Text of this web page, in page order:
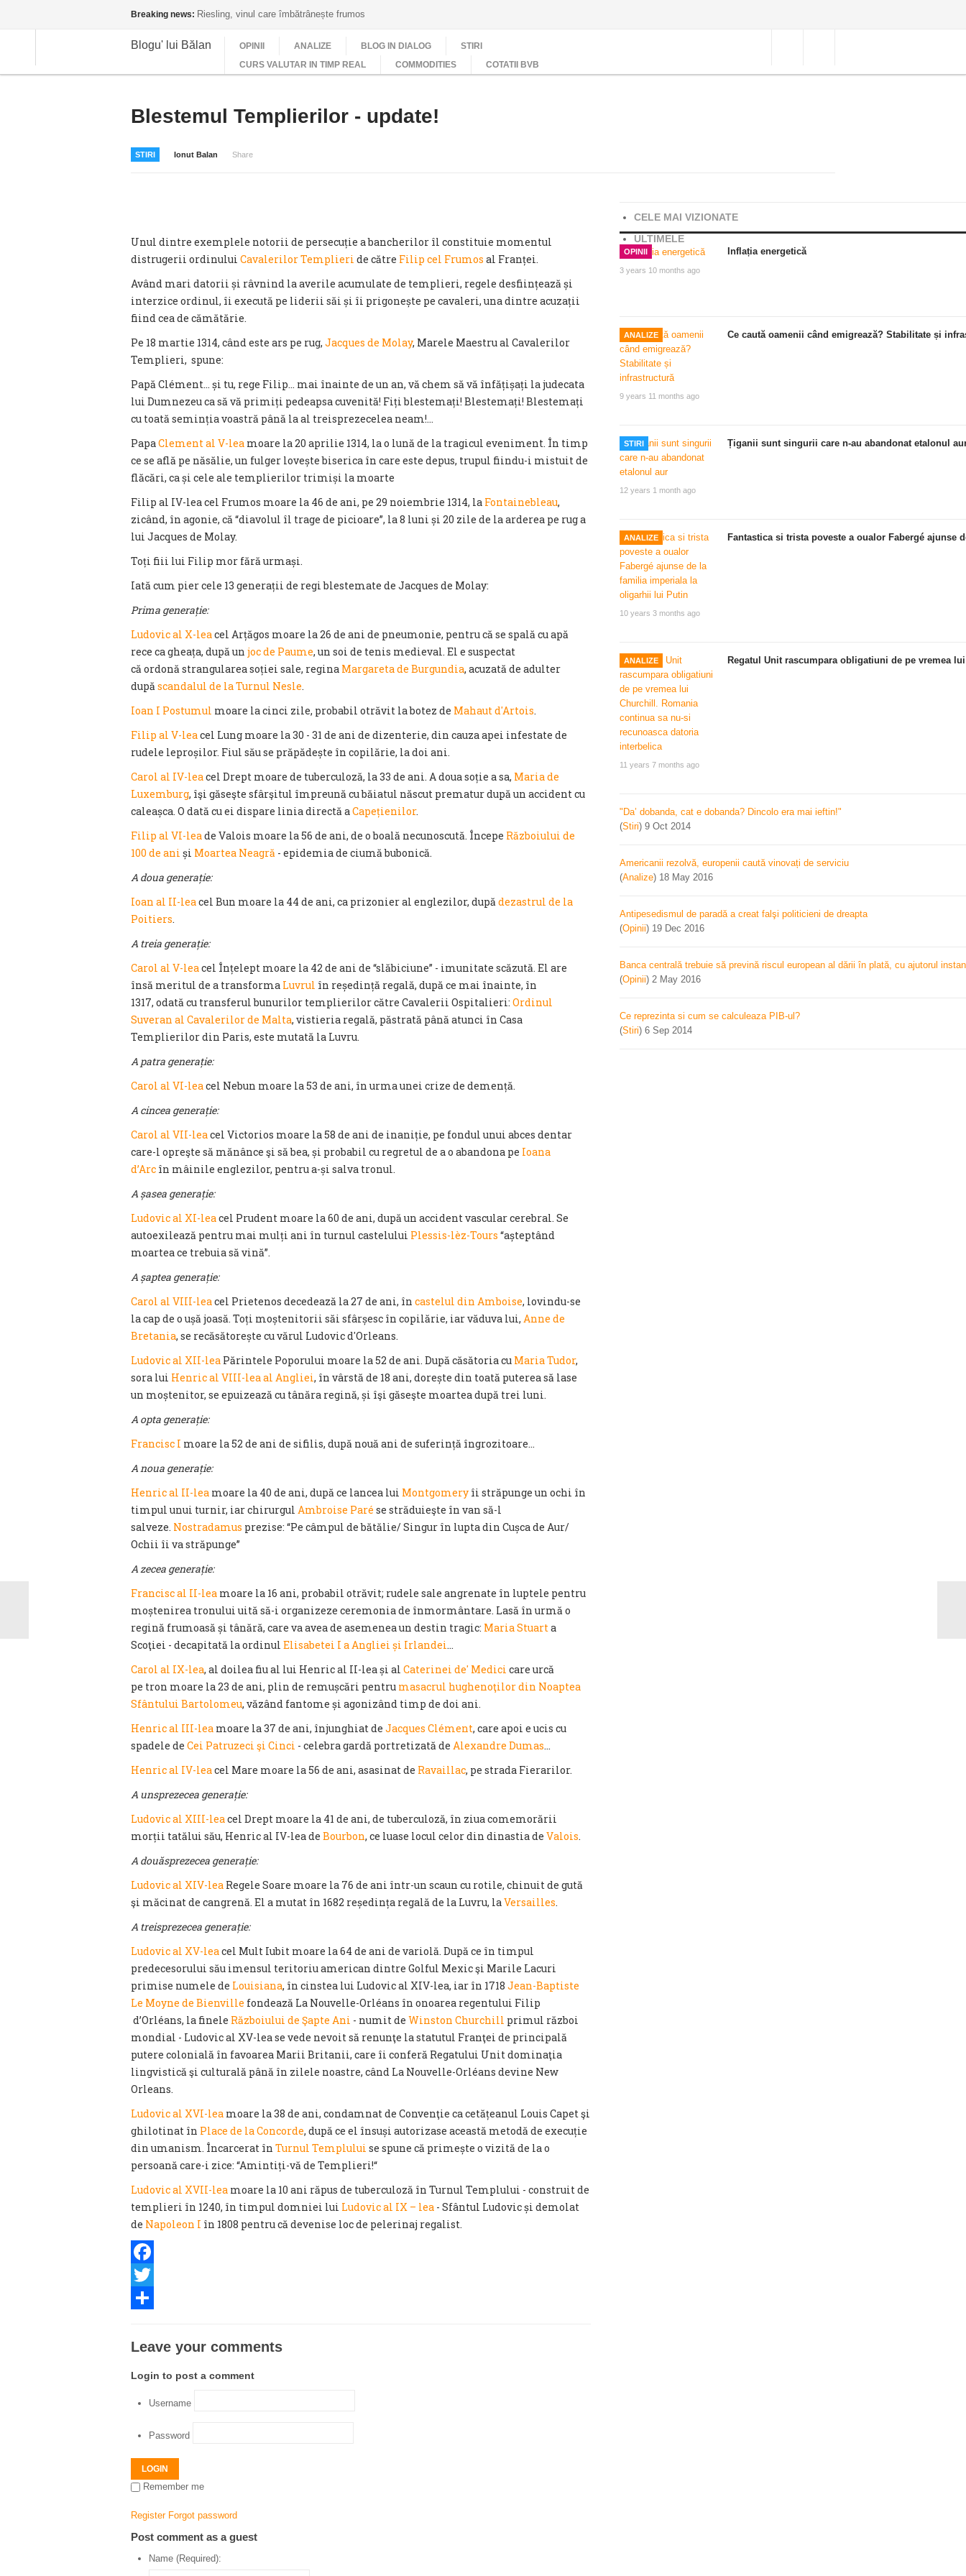
Breaking news: Riesling, vinul care îmbătrânește frumos
Blogu' lui Bălan OPINII ANALIZE BLOG IN DIALOG
STIRI
CURS VALUTAR IN TIMP REAL
COMMODITIES COTATII BVB
Blestemul Templierilor - update!
STIRI Ionut Balan Share
Unul dintre exemplele notorii de persecuție a bancherilor îl constituie momentul
distrugerii ordinului Cavalerilor Templieri de către Filip cel Frumos al Franței.
Având mari datorii și râvnind la averile acumulate de templieri, regele desființeazăși
interzice ordinul, îi execută pe liderii săi și îi prigonește pe cavaleri, una dintre acuzații
fiind cea de cămătărie.
Pe 18 martie 1314, când este ars pe rug, Jacques de Molay, Marele Maestru al Cavalerilor
Templieri, spune:
Papă Clément… și tu, rege Filip… mai înainte de un an, vă chem să vă înfățișați la judecata
lui Dumnezeu ca să vă primiți pedeapsa cuvenită! Fiți blestemați! Blestemați! Blestemați
cu toată seminția voastră până la al treisprezecelea neam!…
PapaClement al V-lea moare la 20 aprilie 1314, la o lună de la tragicul eveniment. În timp
ce se află pe năsălie, un fulger lovește biserica în care este depus, trupul fiindu-i mistuit de
flăcări, ca și cele ale templierilor trimiși la moarte
Filip al IV-lea cel Frumos moare la 46 de ani, pe 29 noiembrie 1314, la Fontainebleau,
zicând, în agonie, că “diavolul îl trage de picioare”, la 8 luni și 20 zile de la arderea pe rug a
lui Jacques de Molay.
Toți fiii lui Filip mor fără urmași.
Iată cum pier cele 13 generații de regi blestemate de Jacques de Molay:
Prima generație:
Ludovic al X-leacel Arțăgos moare la 26 de ani de pneumonie, pentru că se spală cu apă
rece ca gheața, după un joc de Paume, un soi de tenis medieval. El e suspectat
că ordonă strangularea soției sale, regina Margareta de Burgundia, acuzată de adulter
dupăscandalul de la Turnul Nesle.
Ioan I Postumul moare la cinci zile, probabil otrăvit la botez de Mahaut d'Artois.
Filip al V-leacel Lung moare la 30 - 31 de ani de dizenterie, din cauza apei infestate de
rudele leproșilor. Fiul său se prăpădește în copilărie, la doi ani.
Carol al IV-leacel Drept moare de tuberculoză, la 33 de ani. A doua soție a sa, Maria de
Luxemburg, îşi găseşte sfârşitul împreună cu băiatul născut prematur după un accident cu
caleașca. O dată cu ei dispare linia directă aCapețienilor.
Filip al VI-leade Valois moare la 56 de ani, de o boală necunoscută. Începe Războiului de
100 de ani și Moartea Neagră - epidemia de ciumă bubonică.
A doua generație:
Ioan al II-leacel Bun moare la 44 de ani, ca prizonier al englezilor, dupădezastrul de la
Poitiers.
A treia generație:
Carol al V-leacel Înțelept moare la 42 de ani de “slăbiciune” - imunitate scăzută. El are
însă meritul de a transforma Luvrul în reședință regală, după ce mai înainte, în
1317, odată cu transferul bunurilor templierilor către Cavalerii Ospitalieri: Ordinul
Suveran al Cavalerilor de Malta, vistieria regală, păstrată până atunci în Casa
Templierilor din Paris, este mutată la Luvru.
A patra generație:
Carol al VI-leacel Nebun moare la 53 de ani, în urma unei crize de demență.
A cincea generație:
Carol al VII-leacel Victorios moare la 58 de ani de inaniție, pe fondul unui abces dentar
care-l opreşte să mănânce şi să bea, și probabil cu regretul de a o abandona pe Ioana
d’Arc în mâinile englezilor, pentru a-și salva tronul.
A șasea generație:
Ludovic al XI-leacel Prudent moare la 60 de ani, după un accident vascular cerebral. Se
autoexilează pentru mai mulți ani în turnul castelului Plessis-lèz-Tours “așteptând
moartea ce trebuia să vină”.
A șaptea generație:
Carol al VIII-leacel Prietenos decedează la 27 de ani, în castelul din Amboise, lovindu-se
la cap de o ușă joasă. Toți moștenitorii săi sfârșesc în copilărie, iar văduva lui, Anne de
Bretania, se recăsătorește cu vărul Ludovic d'Orleans.
Ludovic al XII-lea Părintele Poporului moare la 52 de ani. După căsătoria cu Maria Tudor,
sora lui Henric al VIII-lea al Angliei, în vârstă de 18 ani, dorește din toată puterea să lase
un moștenitor, se epuizează cu tânăra regină, și îşi găseşte moartea după trei luni.
A opta generație:
Francisc I moare la 52 de ani de sifilis, după nouă ani de suferință îngrozitoare…
A noua generație:
Henric al II-lea moare la 40 de ani, după ce lancea lui Montgomery îi străpunge un ochi în
timpul unui turnir, iar chirurgul Ambroise Paré se străduieşte în van să-l
salveze. Nostradamus prezise: “Pe câmpul de bătălie/ Singur în lupta din Cușca de Aur/
Ochii îi va străpunge”
A zecea generație:
Francisc al II-lea moare la 16 ani, probabil otrăvit; rudele sale angrenate în luptele pentru
moștenirea tronului uită să-i organizeze ceremonia de înmormântare. Lasă în urmă o
regină frumoasă și tânără, care va avea de asemenea un destin tragic: Maria Stuarta
Scoţiei - decapitată la ordinul Elisabetei I a Angliei și Irlandei…
Carol al IX-lea, al doilea fiu al lui Henric al II-lea și al Caterinei de' Medici care urcă
pe tron moare la 23 de ani, plin de remușcări pentru masacrul hughenoţilor din Noaptea
Sfântului Bartolomeu, văzând fantome și agonizând timp de doi ani.
Henric al III-lea moare la 37 de ani, înjunghiat de Jacques Clément, care apoi e ucis cu
spadele de Cei Patruzeci şi Cinci - celebra gardă portretizată de Alexandre Dumas…
Henric al IV-leacel Mare moare la 56 de ani, asasinat de Ravaillac, pe strada Fierarilor.
A unsprezecea generație:
Ludovic al XIII-leacel Drept moare la 41 de ani, de tuberculoză, în ziua comemorării
morții tatălui său, Henric al IV-lea de Bourbon, ce luase locul celor din dinastia de Valois.
A douăsprezecea generație:
Ludovic al XIV-lea Regele Soare moare la 76 de ani într-un scaun cu rotile, chinuit de gută
şi măcinat de cangrenă. El a mutat în 1682 reședința regală de la Luvru, laVersailles.
A treisprezecea generație:
Ludovic al XV-leacel Mult Iubit moare la 64 de ani de variolă. După ce în timpul
predecesorului său imensul teritoriu american dintre Golful Mexic şi Marile Lacuri
primise numele de Louisiana, în cinstea lui Ludovic al XIV-lea, iar în 1718 Jean-Baptiste
Le Moyne de Bienville fondează La Nouvelle-Orléans în onoarea regentului Filip
d’Orléans, la finele Războiului de Şapte Ani - numit de Winston Churchill primul război
mondial - Ludovic al XV-lea se vede nevoit să renunţe la statutul Franţei de principală
putere colonială în favoarea Marii Britanii, care îi conferă Regatului Unit dominaţia
lingvistică şi culturală până în zilele noastre, când La Nouvelle-Orléans devine New
Orleans.
Ludovic al XVI-lea moare la 38 de ani, condamnat de Convenţie ca cetățeanul Louis Capet şi
ghilotinat în Place de la Concorde, după ce el însuși autorizase această metodă de execuție
din umanism. Încarcerat în Turnul Templului se spune că primește o vizită de la o
persoană care-i zice: “Amintiți-vă de Templieri!“
Ludovic al XVII-lea moare la 10 ani răpus de tuberculoză în Turnul Templului - construit de
templieri în 1240, în timpul domniei lui Ludovic al IX – lea - Sfântul Ludovic și demolat
de Napoleon I în 1808 pentru că devenise loc de pelerinaj regalist.
Facebook
Twitter
CELE MAI VIZIONATE
ULTIMELE
OPINII
3 years 10 months ago
Inflația energetică
ANALIZE
9 years 11 months ago
Ce caută oamenii când emigrează? Stabilitate și
STIRI
12 years 1 month ago
Țiganii sunt singurii care n-au abandonat etalonul
ANALIZE
10 years 3 months ago
Fantastica si trista poveste a oualor Fabergé
ANALIZE
11 years 7 months ago
Regatul Unit rascumpara obligatiuni de pe vremea
"Da’ dobanda, cat e dobanda? Dincolo era mai ieftin!"
(Stiri) 9 Oct 2014
Americanii rezolvă, europenii caută vinovați de serviciu
(Analize) 18 May 2016
Antipesedismul de paradă a creat falşi politicieni de dreapta
(Opinii) 19 Dec 2016
Banca centrală trebuie să prevină riscul european al dării în plată, cu ajutorul
(Opinii) 2 May 2016
Ce reprezinta si cum se calculeaza PIB-ul?
(Stiri) 6 Sep 2014
Leave your comments
Login to post a comment
Username
Password
LOGIN
Remember me
Register Forgot password
Post comment as a guest
Name (Required):